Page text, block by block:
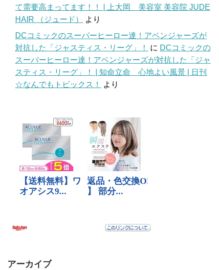
て需要高まってます！！ | 上大岡 美容室 美容院 JUDE
HAIR （ジュード）
より
DCコミックのスーパーヒーロー達！アベンジャーズが
対抗した「ジャスティス・リーグ」！
に DCコミックの
スーパーヒーロー達！アベンジャーズが対抗した「ジャ
スティス・リーグ」！ | 知命立命 心地よい風景 | 日刊
☆なんでもトピックス！
より
アーカイブ